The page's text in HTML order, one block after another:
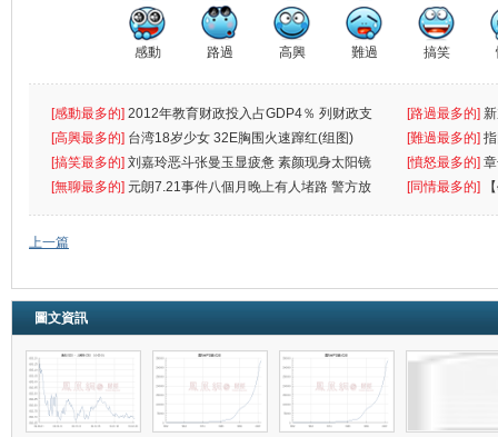
感動 路過 高興 難過 搞笑
[感動最多的] 2012年教育财政投入占GDP4％ 列财政支
出首位
[路過最多的]
[高興最多的] 台湾18岁少女 32E胸围火速蹿红(组图) [難過最多的]
罪
[搞笑最多的] 刘嘉玲恶斗张曼玉显疲惫 素颜现身太阳镜
遮
[憤怒最多的]
[無聊最多的] 元朗7.21事件八個月晚上有人堵路 警方放
催
[同情最多的]
敗
上一篇
圖文資訊